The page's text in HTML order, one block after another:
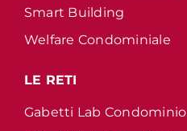
Smart Building
Welfare Condominiale
LE RETI
Gabetti Lab Condominio